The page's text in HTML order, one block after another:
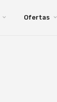
Ofertas